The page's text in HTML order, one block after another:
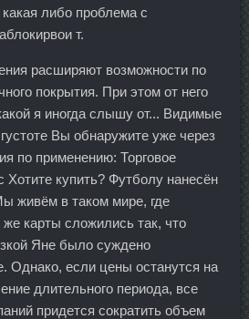
либо проблема с
т.
расширяют возможности по
покрытия. При этом от него
я иногда слышу от... Видимые
Вы обнаружите уже через
по применению: Торговое
Хотите купить? Футболу нанесён
живём в таком мире, где
карты сложились так, что
Яне было суждено
Однако, если цены останутся на
длительного периода, все
придется сократить объем